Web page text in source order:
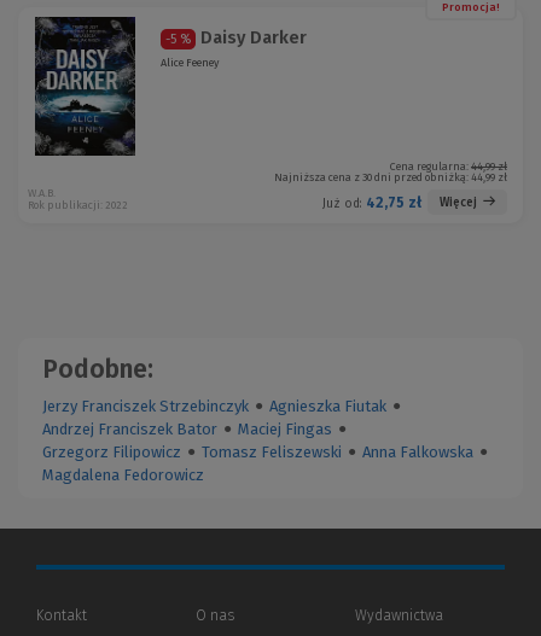
Promocja!
-5 % Daisy Darker
Alice Feeney
Cena regularna: 44,99 zł
Najniższa cena z 30 dni przed obniżką: 44,99 zł
Już od: 42,75 zł Więcej
W.A.B.
Rok publikacji: 2022
Podobne:
Jerzy Franciszek Strzebinczyk ● Agnieszka Fiutak ●
Andrzej Franciszek Bator ● Maciej Fingas ●
Grzegorz Filipowicz ● Tomasz Feliszewski ● Anna Falkowska ●
Magdalena Fedorowicz
Kontakt
O nas
Wydawnictwa